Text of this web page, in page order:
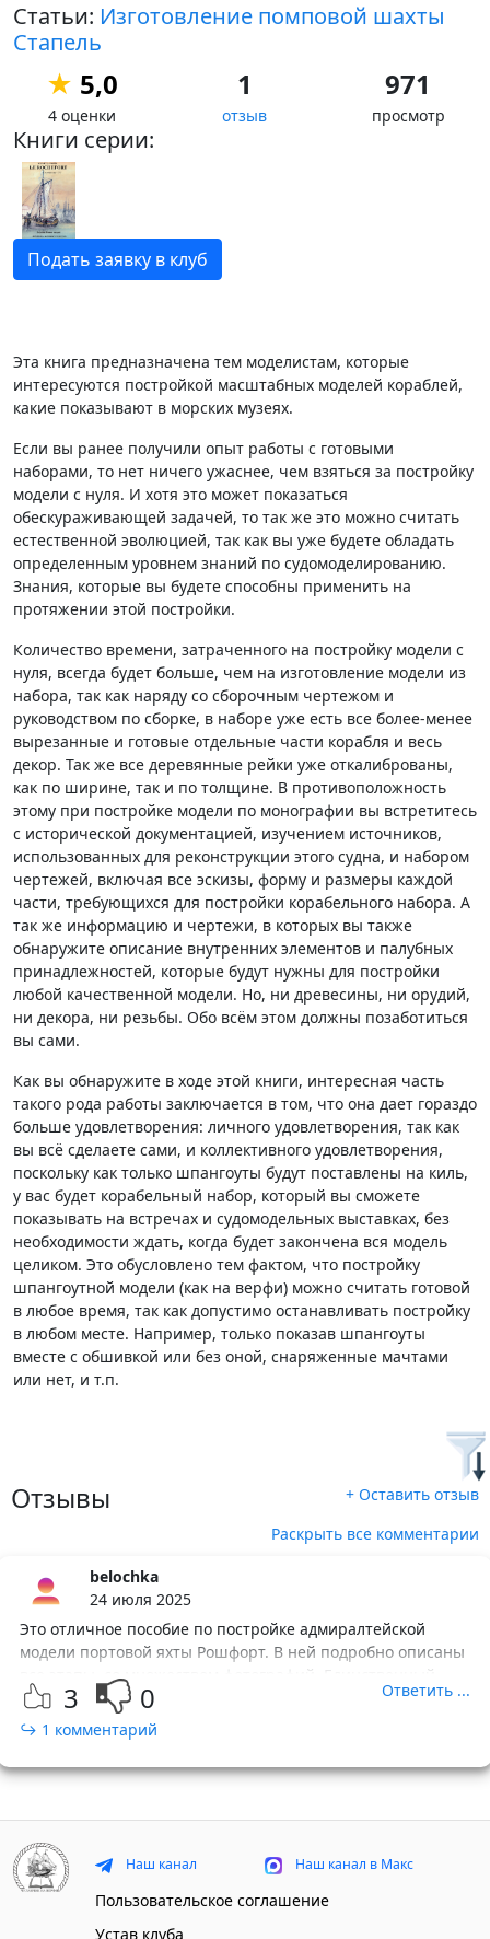
Статьи: Изготовление помповой шахты
Стапель
★ 5,0
4 оценки
1
отзыв
971
просмотр
Книги серии:
Подать заявку в клуб
Эта книга предназначена тем моделистам, которые
интересуются постройкой масштабных моделей кораблей,
какие показывают в морских музеях.
Если вы ранее получили опыт работы с готовыми
наборами, то нет ничего ужаснее, чем взяться за постройку
модели с нуля. И хотя это может показаться
обескураживающей задачей, то так же это можно считать
естественной эволюцией, так как вы уже будете обладать
определенным уровнем знаний по судомоделированию.
Знания, которые вы будете способны применить на
протяжении этой постройки.
Количество времени, затраченного на постройку модели с
нуля, всегда будет больше, чем на изготовление модели из
набора, так как наряду со сборочным чертежом и
руководством по сборке, в наборе уже есть все более-менее
вырезанные и готовые отдельные части корабля и весь
декор. Так же все деревянные рейки уже откалиброваны,
как по ширине, так и по толщине. В противоположность
этому при постройке модели по монографии вы встретитесь
с исторической документацией, изучением источников,
использованных для реконструкции этого судна, и набором
чертежей, включая все эскизы, форму и размеры каждой
части, требующихся для постройки корабельного набора. А
так же информацию и чертежи, в которых вы также
обнаружите описание внутренних элементов и палубных
принадлежностей, которые будут нужны для постройки
любой качественной модели. Но, ни древесины, ни орудий,
ни декора, ни резьбы. Обо всём этом должны позаботиться
вы сами.
Как вы обнаружите в ходе этой книги, интересная часть
такого рода работы заключается в том, что она дает гораздо
больше удовлетворения: личного удовлетворения, так как
вы всё сделаете сами, и коллективного удовлетворения,
поскольку как только шпангоуты будут поставлены на киль,
у вас будет корабельный набор, который вы сможете
показывать на встречах и судомодельных выставках, без
необходимости ждать, когда будет закончена вся модель
целиком. Это обусловлено тем фактом, что постройку
шпангоутной модели (как на верфи) можно считать готовой
в любое время, так как допустимо останавливать постройку
в любом месте. Например, только показав шпангоуты
вместе с обшивкой или без оной, снаряженные мачтами
или нет, и т.п.
Отзывы
+ Оставить отзыв
Раскрыть все комментарии
belochka
24 июля 2025
Это отличное пособие по постройке адмиралтейской
модели портовой яхты Рошфорт. В ней подробно описаны
все этапы, со множеством фотографий. Единственный
минус, что автор решил подробно не освещать создание
рангоута и такелажа. Осветил только некоторые моменты.
Модель яхты Рошфорт довольно не сложна. Нет резьбы,
нет артиллерии, всего одна мачта. Чертежи французского
3 0
Ответить ...
↪ 1 комментарий
Наш канал Наш канал в Макс
Пользовательское соглашение
Устав клуба